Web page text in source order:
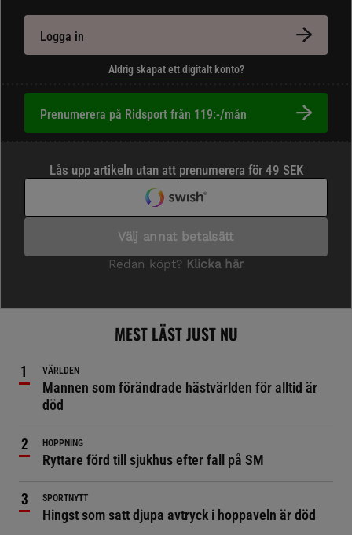
Logga in
Aldrig skapat ett digitalt konto?
Prenumerera på Ridsport från 119:-/mån
MEST LÄST JUST NU
VÄRLDEN
Mannen som förändrade hästvärlden för alltid är
död
HOPPNING
Ryttare förd till sjukhus efter fall på SM
SPORTNYTT
Hingst som satt djupa avtryck i hoppaveln är död